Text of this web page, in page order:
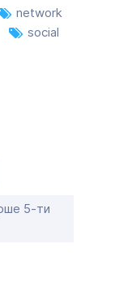
network
social
5-ти